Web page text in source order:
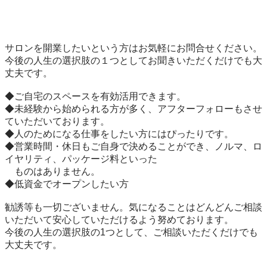
サロンを開業したいという方はお気軽にお問合せください。
今後の人生の選択肢の１つとしてお聞きいただくだけでも大
丈夫です。
◆ご自宅のスペースを有効活用できます。
◆未経験から始められる方が多く、アフターフォローもさせ
ていただいております。
◆人のためになる仕事をしたい方にはぴったりです。
◆営業時間・休日もご自身で決めることができ、ノルマ、ロ
イヤリティ、パッケージ料といった
ものはありません。
◆低資金でオープンしたい方
勧誘等も一切ございません。気になることはどんどんご相談
いただいて安心していただけるよう努めております。
今後の人生の選択肢の1つとして、ご相談いただくだけでも
大丈夫です。